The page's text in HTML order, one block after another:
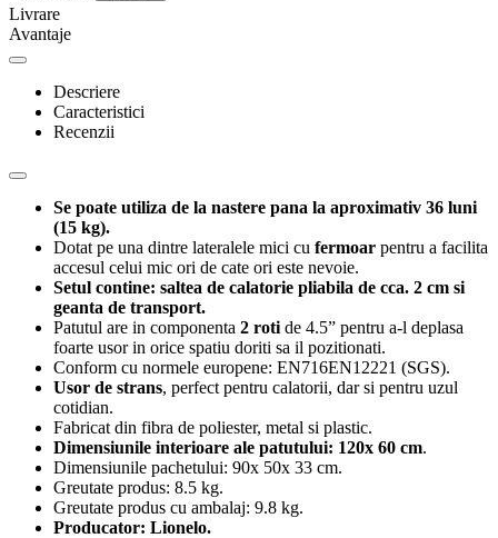
Livrare
Avantaje
Descriere
Caracteristici
Recenzii
Se poate utiliza de la nastere pana la aproximativ 36 luni
(15 kg).
Dotat pe una dintre lateralele mici cu fermoar pentru a facilita
accesul celui mic ori de cate ori este nevoie.
Setul contine: saltea de calatorie pliabila de cca. 2 cm si
geanta de transport.
Patutul are in componenta 2 roti de 4.5” pentru a-l deplasa
foarte usor in orice spatiu doriti sa il pozitionati.
Conform cu normele europene: EN716EN12221 (SGS).
Usor de strans, perfect pentru calatorii, dar si pentru uzul
cotidian.
Fabricat din fibra de poliester, metal si plastic.
Dimensiunile interioare ale patutului: 120x 60 cm.
Dimensiunile pachetului: 90x 50x 33 cm.
Greutate produs: 8.5 kg.
Greutate produs cu ambalaj: 9.8 kg.
Producator: Lionelo.